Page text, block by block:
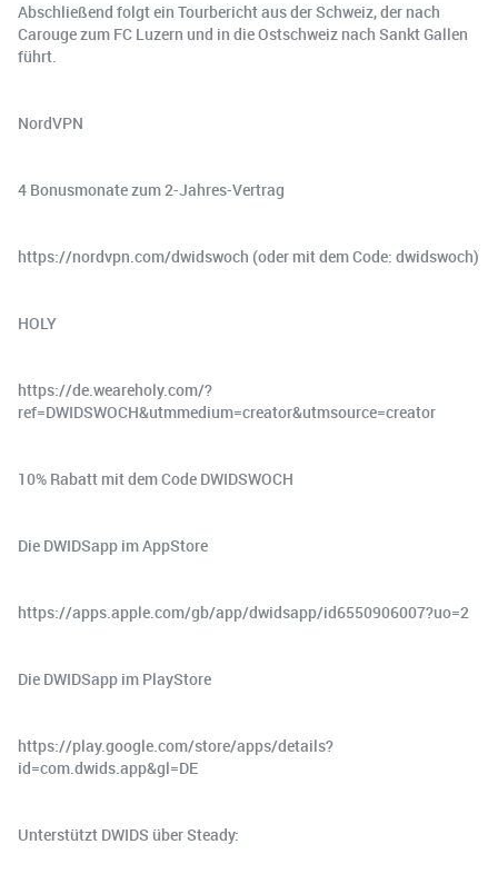
Abschließend folgt ein Tourbericht aus der Schweiz, der nach
Carouge zum FC Luzern und in die Ostschweiz nach Sankt Gallen
führt.
NordVPN
4 Bonusmonate zum 2-Jahres-Vertrag
https://nordvpn.com/dwidswoch (oder mit dem Code: dwidswoch)
HOLY
https://de.weareholy.com/?
ref=DWIDSWOCH&utmmedium=creator&utmsource=creator
10% Rabatt mit dem Code DWIDSWOCH
Die DWIDSapp im AppStore
https://apps.apple.com/gb/app/dwidsapp/id6550906007?uo=2
Die DWIDSapp im PlayStore
https://play.google.com/store/apps/details?
id=com.dwids.app&gl=DE
Unterstützt DWIDS über Steady: